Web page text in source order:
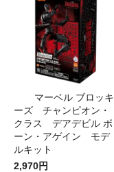
マーベル ブロッキ
ーズ チャンピオン・
クラス デアデビル ボ
ーン・アゲイン モデ
ルキット
2,970円